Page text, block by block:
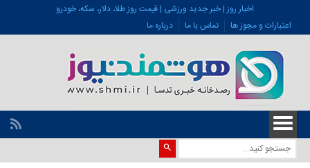
اخبار روز | خبر جدید ورزشی | قیمت روز طلا، دلار، سکه، خودرو
اعتبارات و مجوز ها
تماس با ما درباره ما